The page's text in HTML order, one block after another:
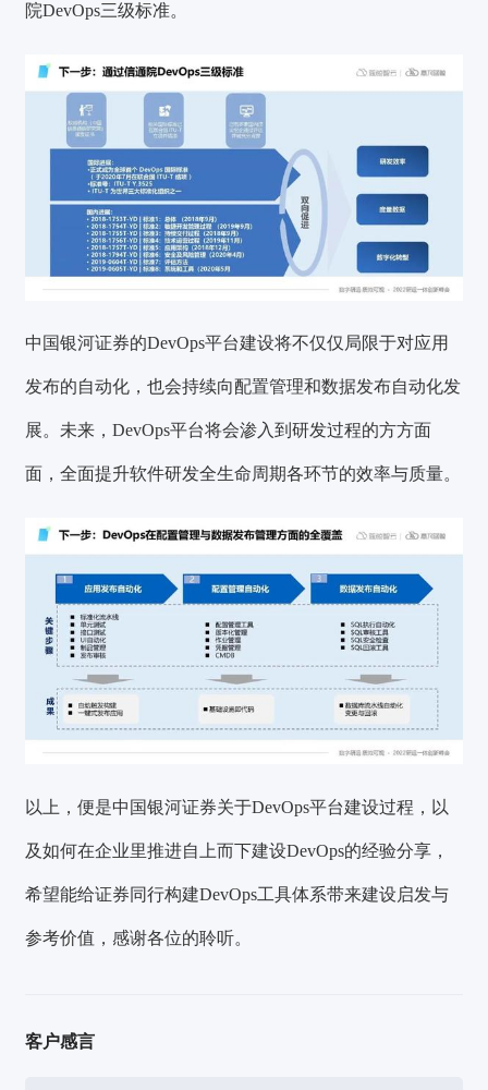
院DevOps三级标准。
中国银河证券的DevOps平台建设将不仅仅局限于对应用
发布的自动化，也会持续向配置管理和数据发布自动化发
展。未来，DevOps平台将会渗入到研发过程的方方面
面，全面提升软件研发全生命周期各环节的效率与质量。
以上，便是中国银河证券关于DevOps平台建设过程，以
及如何在企业里推进自上而下建设DevOps的经验分享，
希望能给证券同行构建DevOps工具体系带来建设启发与
参考价值，感谢各位的聆听。
客户感言